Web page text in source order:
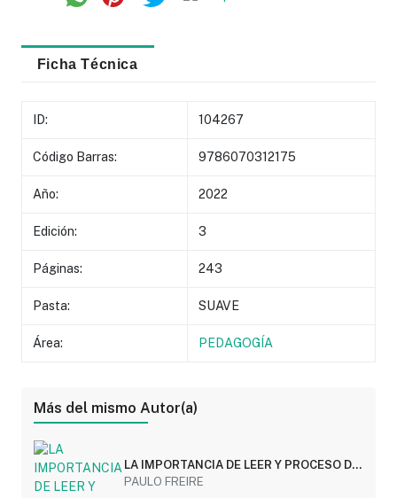
Ficha Técnica
ID: 104267
Código Barras: 9786070312175
Año: 2022
Edición: 3
Páginas: 243
Pasta: SUAVE
Área: PEDAGOGÍA
Más del mismo Autor(a)
LA IMPORTANCIA DE LEER Y PROCESO DE
LIBERACION
PAULO FREIRE